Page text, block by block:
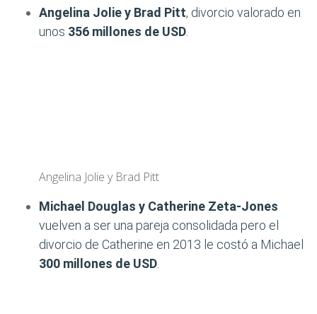
Angelina Jolie y Brad Pitt, divorcio valorado en
unos 356 millones de USD
Angelina Jolie y Brad Pitt
Michael Douglas y Catherine Zeta-Jones
vuelven a ser una pareja consolidada pero el
divorcio de Catherine en 2013 le costó a Michael
300 millones de USD